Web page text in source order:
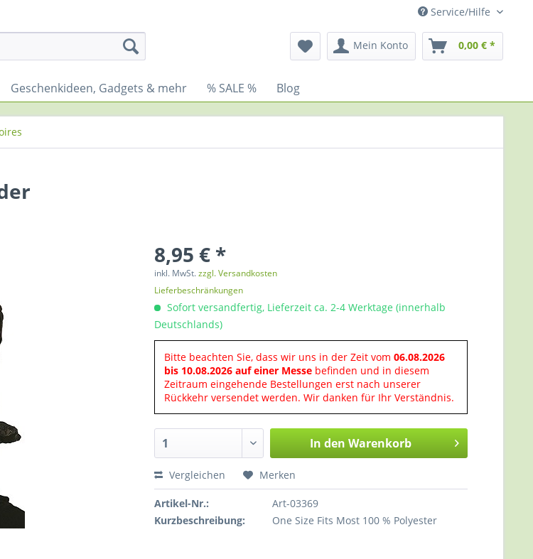
Service/Hilfe
Mein Konto 0,00 € *
Geschenkideen, Gadgets & mehr % SALE % Blog
8,95 € *
inkl. MwSt.zzgl. Versandkosten
Lieferbeschränkungen
Sofort versandfertig, Lieferzeit ca. 2-4 Werktage (innerhalb
Deutschlands)
Bitte beachten Sie, dass wir uns in der Zeit vom06.08.2026
bis 10.08.2026 auf einer Messe befinden und in diesem
Zeitraum eingehende Bestellungen erst nach unserer
Rückkehr versendet werden. Wir danken für Ihr Verständnis.
In den Warenkorb
Vergleichen Merken
Artikel-Nr.:
Art-03369
Kurzbeschreibung:
One Size Fits Most 100 % Polyester